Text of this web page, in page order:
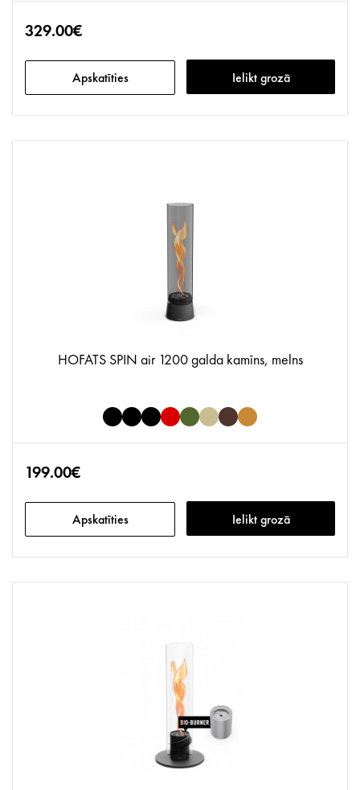
329.00€
Apskatīties Ielikt grozā
HOFATS SPIN air 1200 galda kamīns, melns
199.00€
Apskatīties Ielikt grozā